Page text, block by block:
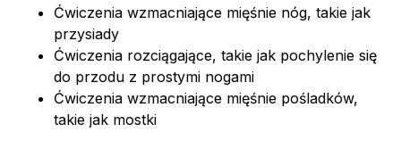
Ćwiczenia wzmacniające mięśnie nóg, takie jak
przysiady
Ćwiczenia rozciągające, takie jak pochylenie się
do przodu z prostymi nogami
Ćwiczenia wzmacniające mięśnie pośladków,
takie jak mostki